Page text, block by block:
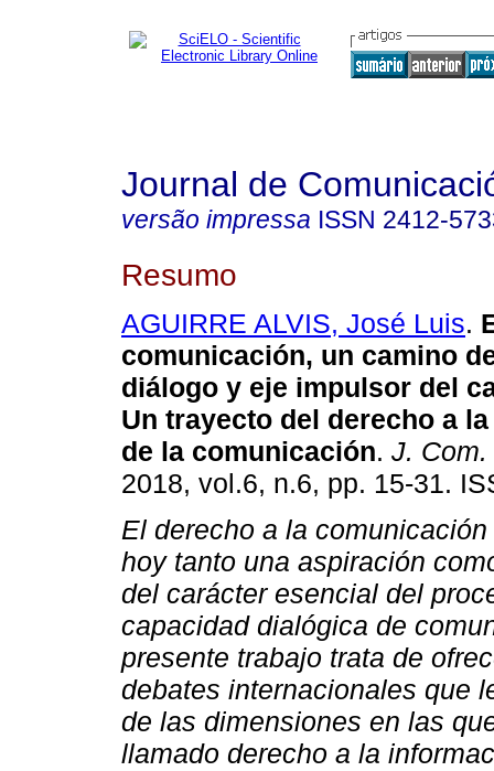
Journal de
versão impressa ISSN 2412-
Resumo
AGUIRRE ALVIS, José Luis.
comunicación, un camino
diálogo y eje impulsor del
Un trayecto del derecho a
de la comunicación. J.
2018, vol.6, n.6, pp. 15-31.
El derecho a la
hoy tanto una aspiración
del carácter esencial del
capacidad dialógica de
presente trabajo trata de
debates internacionales que
de las dimensiones en las
llamado derecho a la